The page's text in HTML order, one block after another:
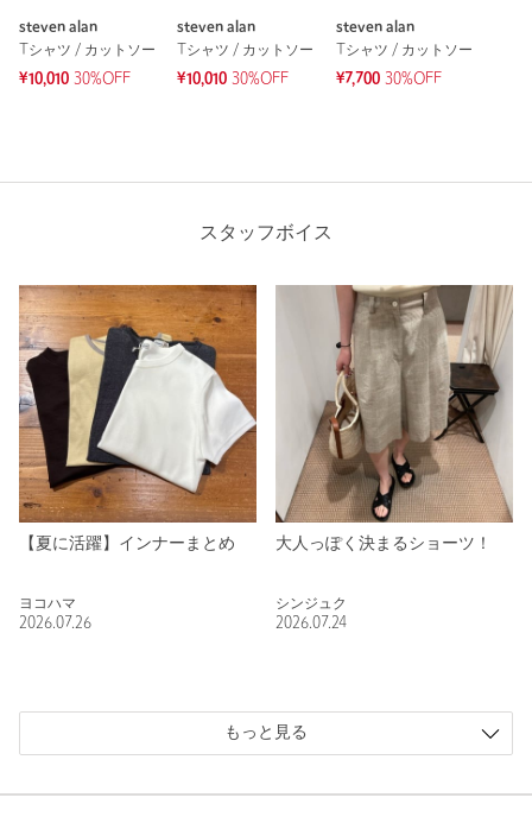
steven alan
Tシャツ / カットソー
¥10,010 30%OFF
steven alan
Tシャツ / カットソー
¥10,010 30%OFF
steven alan
Tシャツ / カットソー
¥7,700 30%OFF
スタッフボイス
【夏に活躍】インナーまとめ
ヨコハマ
2026.07.26
大人っぽく決まるショーツ！
シンジュク
2026.07.24
もっと見る